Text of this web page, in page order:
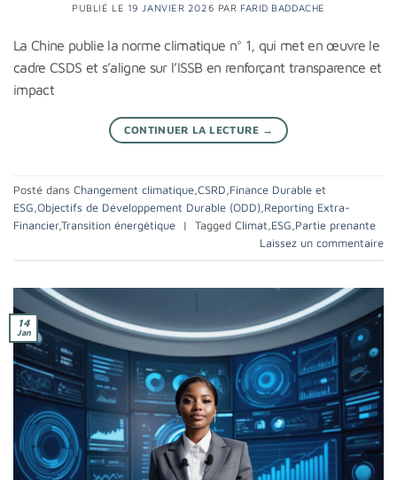
PUBLIÉ LE 19 JANVIER 2026 PAR FARID BADDACHE
La Chine publie la norme climatique n° 1, qui met en œuvre le
cadre CSDS et s’aligne sur l’ISSB en renforçant transparence et
impact
CONTINUER LA LECTURE →
Posté dans Changement climatique,CSRD,Finance Durable et
ESG,Objectifs de Développement Durable (ODD),Reporting Extra-
Financier,Transition énergétique | Tagged Climat,ESG,Partie prenante
Laissez un commentaire
14
Jan